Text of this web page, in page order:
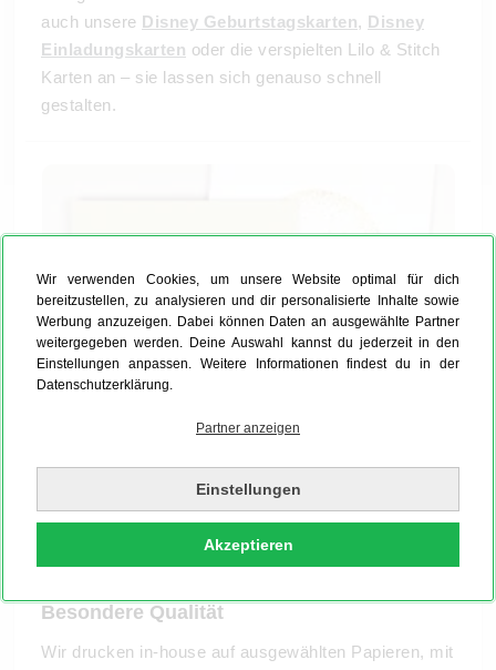
Wir verwenden Cookies, um unsere Website optimal für dich
bereitzustellen, zu analysieren und dir personalisierte Inhalte sowie
Werbung anzuzeigen. Dabei können Daten an ausgewählte Partner
weitergegeben werden. Deine Auswahl kannst du jederzeit in den
Einstellungen anpassen. Weitere Informationen findest du in der
Datenschutzerklärung.
Partner anzeigen
Einstellungen
Akzeptieren
auch unsere Disney Geburtstagskarten, Disney
Einladungskarten oder die verspielten Lilo & Stitch
Karten an – sie lassen sich genauso schnell
gestalten.
Besondere Qualität
Wir drucken in-house auf ausgewählten Papieren, mit